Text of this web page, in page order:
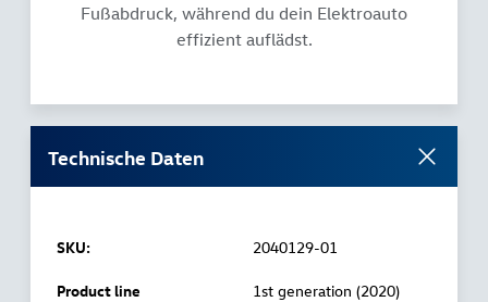
Fußabdruck, während du dein Elektroauto
effizient auflädst.
Technische Daten
SKU: 2040129-01
Product line 1st generation (2020)